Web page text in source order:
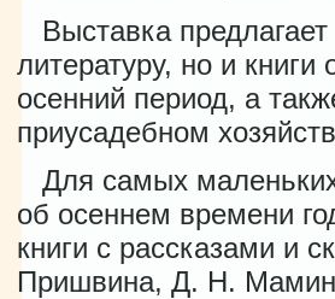
Выставка
литературу, но и
осенний период, а
приусадебном
Для самых маленьких
об осеннем времени
книги с рассказами и
Пришвина, Д. Н.